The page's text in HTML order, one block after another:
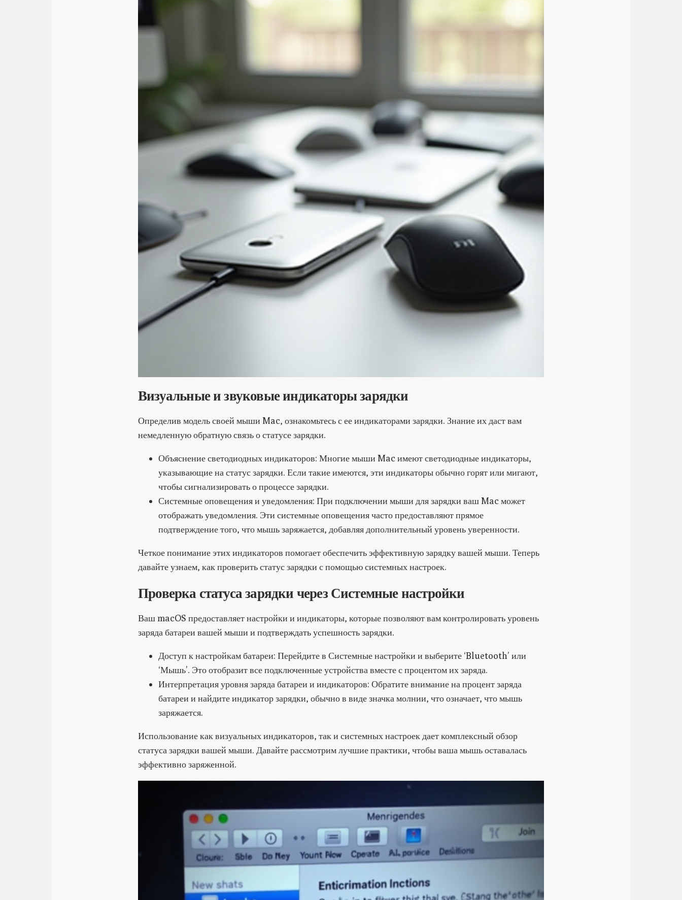
Визуальные и звуковые индикаторы зарядки
Определив модель своей мыши Mac, ознакомьтесь с ее индикаторами зарядки. Знание их даст вам
немедленную обратную связь о статусе зарядки.
Объяснение светодиодных индикаторов: Многие мыши Mac имеют светодиодные индикаторы,
указывающие на статус зарядки. Если такие имеются, эти индикаторы обычно горят или мигают,
чтобы сигнализировать о процессе зарядки.
Системные оповещения и уведомления: При подключении мыши для зарядки ваш Mac может
отображать уведомления. Эти системные оповещения часто предоставляют прямое
подтверждение того, что мышь заряжается, добавляя дополнительный уровень уверенности.
Четкое понимание этих индикаторов помогает обеспечить эффективную зарядку вашей мыши. Теперь
давайте узнаем, как проверить статус зарядки с помощью системных настроек.
Проверка статуса зарядки через Системные настройки
Ваш macOS предоставляет настройки и индикаторы, которые позволяют вам контролировать уровень
заряда батареи вашей мыши и подтверждать успешность зарядки.
Доступ к настройкам батареи: Перейдите в Системные настройки и выберите ‘Bluetooth’ или
‘Мышь’. Это отобразит все подключенные устройства вместе с процентом их заряда.
Интерпретация уровня заряда батареи и индикаторов: Обратите внимание на процент заряда
батареи и найдите индикатор зарядки, обычно в виде значка молнии, что означает, что мышь
заряжается.
Использование как визуальных индикаторов, так и системных настроек дает комплексный обзор
статуса зарядки вашей мыши. Давайте рассмотрим лучшие практики, чтобы ваша мышь оставалась
эффективно заряженной.